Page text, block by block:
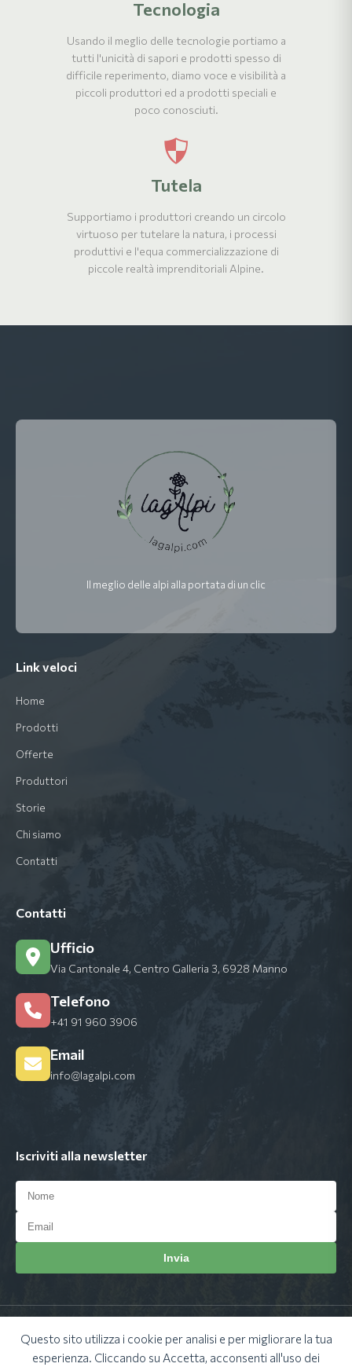
Questo sito utilizza i cookie per analisi e per migliorare la tua
esperienza. Cliccando su Accetta, acconsenti all'uso dei
Tecnologia
Usando il meglio delle tecnologie portiamo a
tutti l'unicità di sapori e prodotti spesso di
difficile reperimento, diamo voce e visibilità a
piccoli produttori ed a prodotti speciali e
poco conosciuti.
Tutela
Supportiamo i produttori creando un circolo
virtuoso per tutelare la natura, i processi
produttivi e l'equa commercializzazione di
piccole realtà imprenditoriali Alpine.
Il meglio delle alpi alla portata di un clic
Link veloci
Home
Prodotti
Offerte
Produttori
Storie
Chi siamo
Contatti
Contatti
Ufficio
Via Cantonale 4, Centro Galleria 3, 6928 Manno
Telefono
+41 91 960 3906
Email
info@lagalpi.com
Iscriviti alla newsletter
Invia
Privacy Policy|Cookie Policy